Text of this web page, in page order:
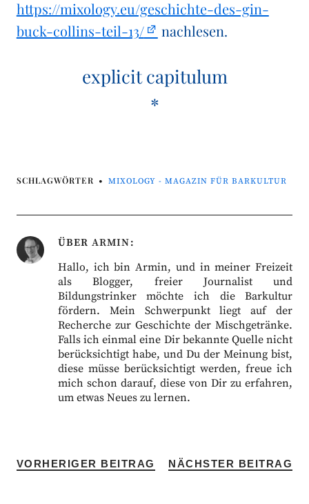
https://mixology.eu/geschichte-des-gin-
buck-collins-teil-13/
nachlesen.
explicit capitulum
*
SCHLAGWÖRTER MIXOLOGY - MAGAZIN FÜR BARKULTUR
ÜBER ARMIN
Hallo, ich bin Armin, und in meiner Freizeit
als Blogger, freier Journalist und
Bildungstrinker möchte ich die Barkultur
fördern. Mein Schwerpunkt liegt auf der
Recherche zur Geschichte der Mischgetränke.
Falls ich einmal eine Dir bekannte Quelle nicht
berücksichtigt habe, und Du der Meinung bist,
diese müsse berücksichtigt werden, freue ich
mich schon darauf, diese von Dir zu erfahren,
um etwas Neues zu lernen.
VORHERIGER BEITRAG NÄCHSTER BEITRAG